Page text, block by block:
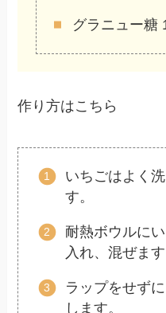
グラニュー糖
作り方はこちら
いちごはよく
す。
耐熱ボウルに
入れ、混ぜます
ラップをせず
します。